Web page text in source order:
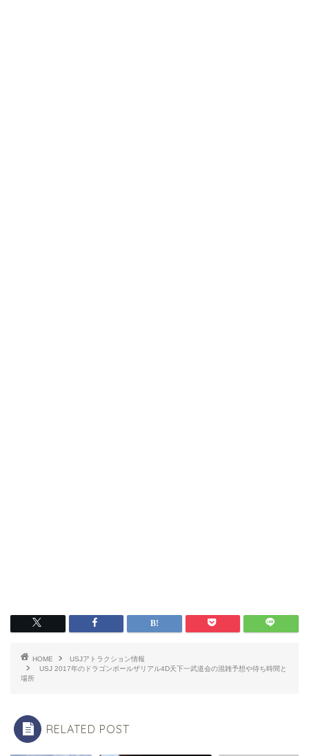
HOME
USJアトラクション情報
USJ 2017年のドラゴンボールザリアル4D天下一武道会の混雑予想や待ち時間と
場所
RELATED POST